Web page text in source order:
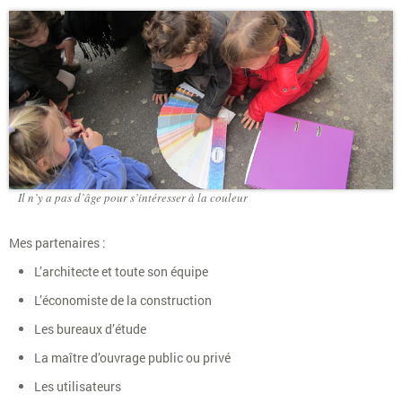
Il n’y a pas d’âge pour s’intéresser à la couleur
Mes partenaires :
L’architecte et toute son équipe
L’économiste de la construction
Les bureaux d’étude
La maître d’ouvrage public ou privé
Les utilisateurs